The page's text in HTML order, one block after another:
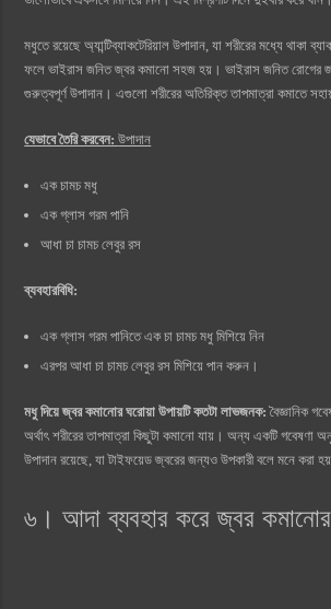
মধুতে রয়েছে অ্যান্টিব্যাকটেরিয়াল উপাদান, যা শরীরের মধ্যে থাকা
ফলে ভাইরাস জনিত জ্বর কমানো সহজ হয়। ভাইরাস জনিত রোগের
গুরুত্বপূর্ণ উপাদান। এগুলো শরীরের অতিরিক্ত তাপমাত্রা কমাতে
যেভাবে তৈরি করবেন:উপাদান
এক চামচ মধু
এক গ্লাস গরম পানি
আধা চা চামচ লেবুর রস
ব্যবহারবিধি:
এক গ্লাস গরম পানিতে এক চা চামচ মধু মিশিয়ে নিন
এরপর আধা চা চামচ লেবুর রস মিশিয়ে পান করুন।
মধু দিয়ে জ্বর কমানোর ঘরোয়া উপায়টি কতটা লাভজনক: বৈজ্ঞানিক
অর্থাৎ শরীরের তাপমাত্রা কিছুটা কমানো যায়। অন্য একটি গবেষণা
উপাদান রয়েছে, যা টাইফয়েড জ্বরের জন্যও উপকারী বলে মনে করা
৬। আদা ব্যবহার করে জ্বর